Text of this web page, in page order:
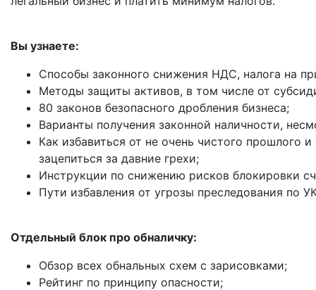
Вы узнаете:
Способы законного снижения НДС, налога на
Методы защиты активов, в том числе от
80 законов безопасного дробления бизнеса;
Варианты получения законной наличности,
Как избавиться от не очень чистого прошлого
зацепиться за давние грехи;
Инструкции по снижению рисков блокировки
Пути избавления от угрозы преследования по
Отдельный блок про обналичку:
Обзор всех обнальных схем с зарисовками;
Рейтинг по принципу опасности;